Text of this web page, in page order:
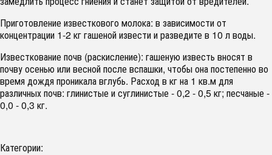
Приготовление известкового молока: в зависимости от
концентрации 1-2 кг гашеной извести и разведите в 10 л воды.
Известкование почв (раскисление): гашеную известь вносят в
почву осенью или весной после вспашки, чтобы она постепенно во
время дождя проникала вглубь. Расход в кг на 1 кв.м для
различных почв: глинистые и суглинистые - 0,2 - 0,5 кг; песчаные -
0,0 - 0,3 кг.
Категории: